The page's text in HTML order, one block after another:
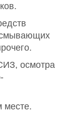
осмотра
месте.